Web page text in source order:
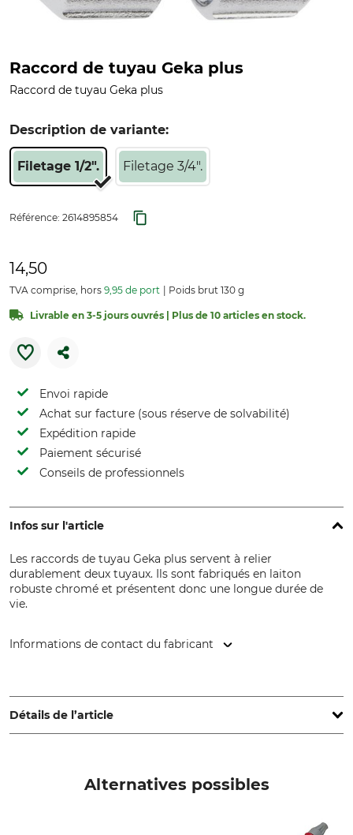
Raccord de tuyau Geka plus
Raccord de tuyau Geka plus
Description de variante:
Filetage 1/2". Filetage 3/4".
Référence: 2614895854
14,50
TVA comprise, hors 9,95 de port Poids brut 130 g
Livrable en 3-5 jours ouvrés | Plus de 10 articles en stock.
Envoi rapide
Achat sur facture (sous réserve de solvabilité)
Expédition rapide
Paiement sécurisé
Conseils de professionnels
Infos sur l'article
Les raccords de tuyau Geka plus servent à relier
durablement deux tuyaux. Ils sont fabriqués en laiton
robuste chromé et présentent donc une longue durée de
vie.
Informations de contact du fabricant
Ardenne-Allee 27, 71522 Backnang, Germany, www.geka.de
Détails de l’article
Alternatives possibles